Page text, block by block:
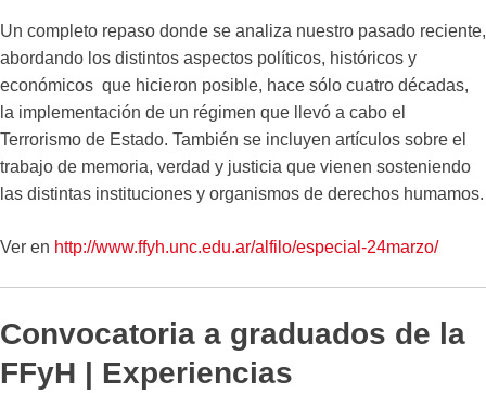
Un completo repaso donde se analiza nuestro pasado reciente,
abordando los distintos aspectos políticos, históricos y
económicos que hicieron posible, hace sólo cuatro décadas,
la implementación de un régimen que llevó a cabo el
Terrorismo de Estado. También se incluyen artículos sobre el
trabajo de memoria, verdad y justicia que vienen sosteniendo
las distintas instituciones y organismos de derechos humamos.
Ver en http://www.ffyh.unc.edu.ar/alfilo/especial-24marzo/
Convocatoria a graduados de la
FFyH | Experiencias